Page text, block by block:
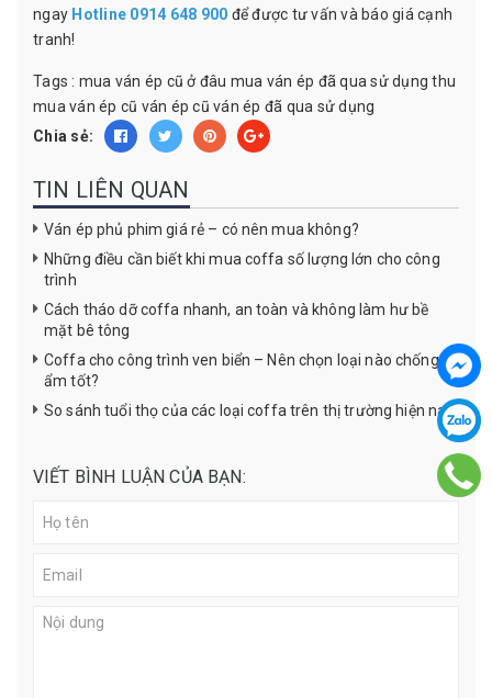
ngay Hotline 0914 648 900 để được tư vấn và báo giá cạnh
tranh!
Tags : mua ván ép cũ ở đâu mua ván ép đã qua sử dụng thu
mua ván ép cũ ván ép cũ ván ép đã qua sử dụng
Chia sẻ:
TIN LIÊN QUAN
Ván ép phủ phim giá rẻ – có nên mua không?
Những điều cần biết khi mua coffa số lượng lớn cho công
trình
Cách tháo dỡ coffa nhanh, an toàn và không làm hư bề
mặt bê tông
Coffa cho công trình ven biển – Nên chọn loại nào chống
ẩm tốt?
So sánh tuổi thọ của các loại coffa trên thị trường hiện nay
VIẾT BÌNH LUẬN CỦA BẠN: